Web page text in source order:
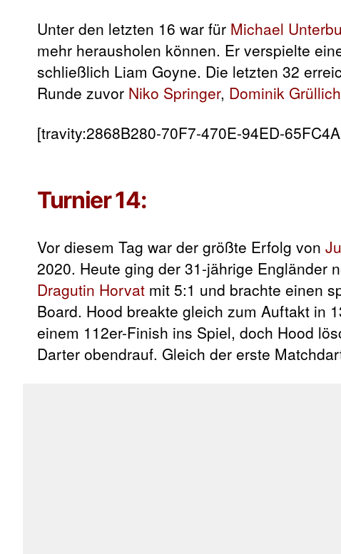
Unter den letzten 16 war für Michael
mehr herausholen können. Er verspielte
schließlich Liam Goyne. Die letzten 32
Runde zuvor Niko Springer, Dominik Grüllich
[travity:2868B280-70F7-470E-94ED-
Turnier 14:
Vor diesem Tag war der größte Erfolg von
2020. Heute ging der 31-jährige Engländer
Dragutin Horvat mit 5:1 und brachte einen
Board. Hood breakte gleich zum Auftakt in
einem 112er-Finish ins Spiel, doch Hood
Darter obendrauf. Gleich der erste